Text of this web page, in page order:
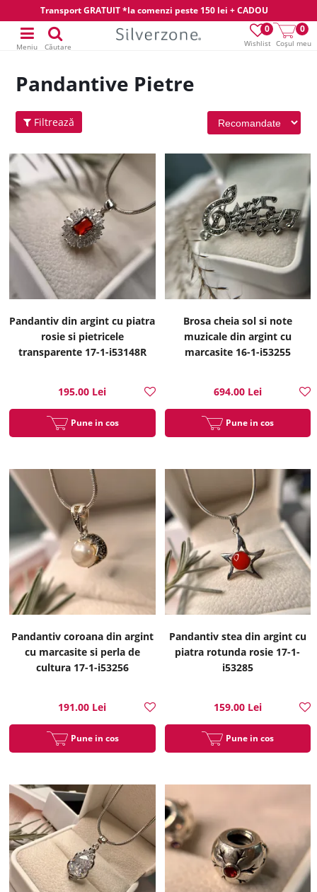
Transport GRATUIT *la comenzi peste 150 lei + CADOU
Wishlist
0
Coșul meu
0
Meniu Căutare
Pandantive Pietre
Filtrează
Pandantiv din argint cu piatra
rosie si pietricele
transparente 17-1-i53148R
195.00 Lei
Pune in cos
Brosa cheia sol si note
muzicale din argint cu
marcasite 16-1-i53255
694.00 Lei
Pune in cos
Pandantiv coroana din argint
cu marcasite si perla de
cultura 17-1-i53256
191.00 Lei
Pune in cos
Pandantiv stea din argint cu
piatra rotunda rosie 17-1-
i53285
159.00 Lei
Pune in cos